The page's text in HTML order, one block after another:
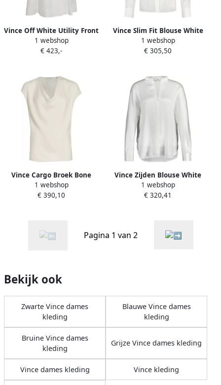
Vince Off White Utility Front
Rok White Dames
1 webshop
€ 423,-
Vince Slim Fit Blouse White
Dames
1 webshop
€ 305,50
Vince Cargo Broek Bone
Elastische Taille Zakken
White Dames
1 webshop
€ 390,10
Vince Zijden Blouse White
Dames
1 webshop
€ 320,41
Pagina 1 van 2
Bekijk ook
Zwarte Vince dames
kleding
Blauwe Vince dames
kleding
Bruine Vince dames
kleding
Grijze Vince dames kleding
Vince dames kleding Vince kleding